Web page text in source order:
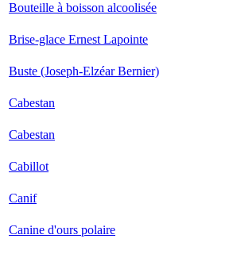
Bouteille à boisson alcoolisée
Brise-glace Ernest Lapointe
Buste (Joseph-Elzéar Bernier)
Cabestan
Cabestan
Cabillot
Canif
Canine d'ours polaire